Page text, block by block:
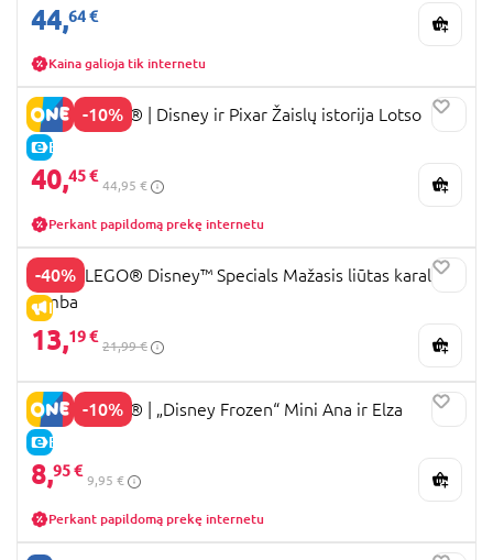
44,64 €
Kaina galioja tik internetu
-10%
E-KAINA
43306 LEGO® ǀ Disney ir Pixar Žaislų istorija Lotso
40,45 €
44,95 €
Perkant papildomą prekę internetu
-40%
IŠPARDAVIMAS
43243 LEGO® Disney™ Specials Mažasis liūtas karalius
Simba
13,19 €
21,99 €
-10%
E-KAINA
43284 LEGO® ǀ „Disney Frozen“ Mini Ana ir Elza
8,95 €
9,95 €
Perkant papildomą prekę internetu